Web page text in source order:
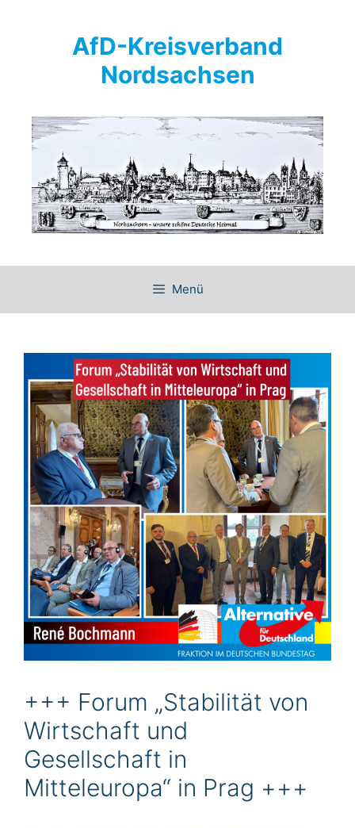
AfD-Kreisverband
Nordsachsen
Menü
+++ Forum „Stabilität von
Wirtschaft und
Gesellschaft in
Mitteleuropa“ in Prag +++